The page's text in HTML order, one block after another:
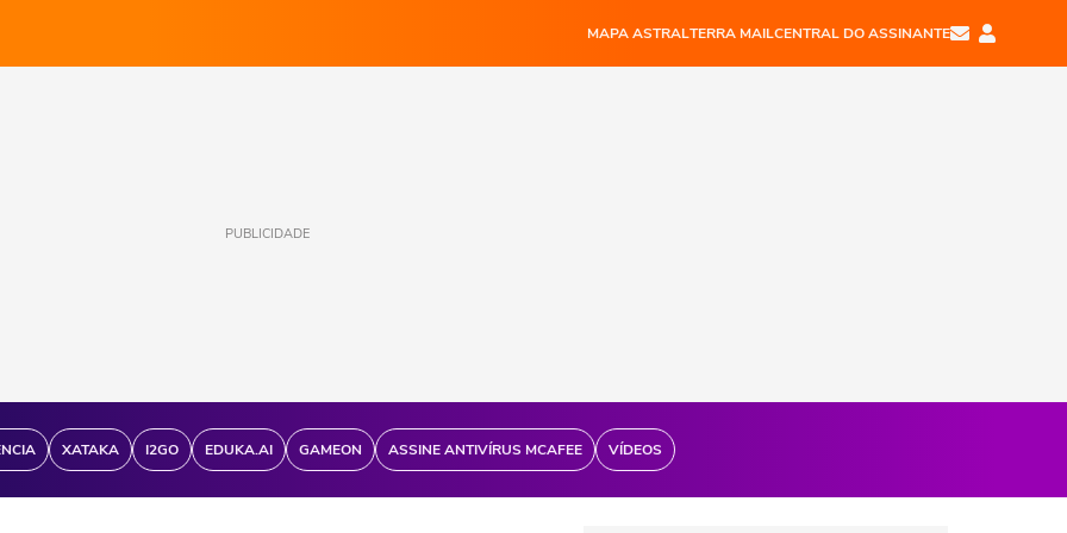
MAPA ASTRALTERRA MAILCENTRAL DO ASSINANTE
PUBLICIDADE
XATAKA I2GO EDUKA.AI GAMEON ASSINE ANTIVÍRUS MCAFEE VÍDEOS